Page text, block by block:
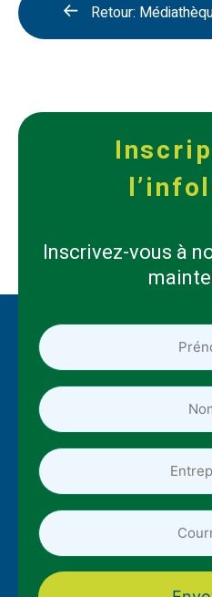
Retour:
Inscrivez-vous à
Prénom
*
*
Nom
*
*
Entreprise
Adresse
courriel
*